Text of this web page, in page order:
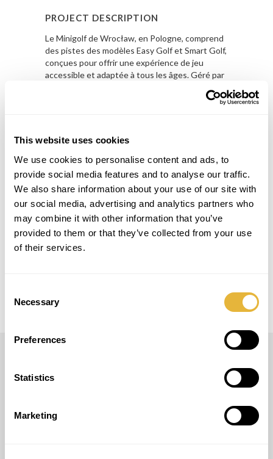
This website uses cookies
We use cookies to personalise content and ads, to
provide social media features and to analyse our traffic.
We also share information about your use of our site with
our social media, advertising and analytics partners who
may combine it with other information that you’ve
provided to them or that they’ve collected from your use
of their services.
Selection
Necessary
Preferences
Statistics
Marketing
PROJECT DESCRIPTION
Le Minigolf de Wrocław, en Pologne, comprend
des pistes des modèles Easy Golf et Smart Golf,
conçues pour offrir une expérience de jeu
accessible et adaptée à tous les âges. Géré par
installation Lusogolfe sur le marché européen,
PROJECT DETAILS
LOCAL
Wroclaw, Pologne